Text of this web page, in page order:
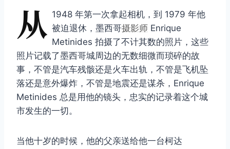
从 1948 年第一次拿起相机，到 1979 年他
被迫退休，墨西哥摄影师 Enrique
Metinides 拍摄了不计其数的照片，这些
照片记载了墨西哥城周边的无数细微而琐碎的故
事，不管是汽车残骸还是火车出轨，不管是飞机坠
落还是意外爆炸，不管是地震还是谋杀，Enrique
Metinides 总是用他的镜头，忠实的记录着这个城
市发生的一切。
当他十岁的时候，他的父亲送给他一台柯达